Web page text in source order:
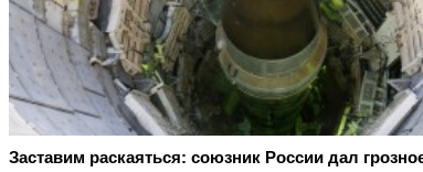
Заставим раскаяться: союзник России дал